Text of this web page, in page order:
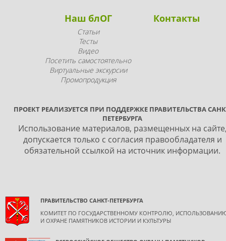
Наш блОГ
Статьи
Тесты
Видео
Посетить самостоятельно
Виртуальные экскурсии
Промопродукция
Контакты
ПРОЕКТ РЕАЛИЗУЕТСЯ ПРИ ПОДДЕРЖКЕ ПРАВИТЕЛЬСТВА
ПЕТЕРБУРГА
Использование материалов, размещенных на
допускается только с согласия правообладателя и
обязательной ссылкой на источник информации.
ПРАВИТЕЛЬСТВО САНКТ-ПЕТЕРБУРГА
КОМИТЕТ ПО ГОСУДАРСТВЕННОМУ КОНТРОЛЮ,
И ОХРАНЕ ПАМЯТНИКОВ ИСТОРИИ И КУЛЬТУРЫ